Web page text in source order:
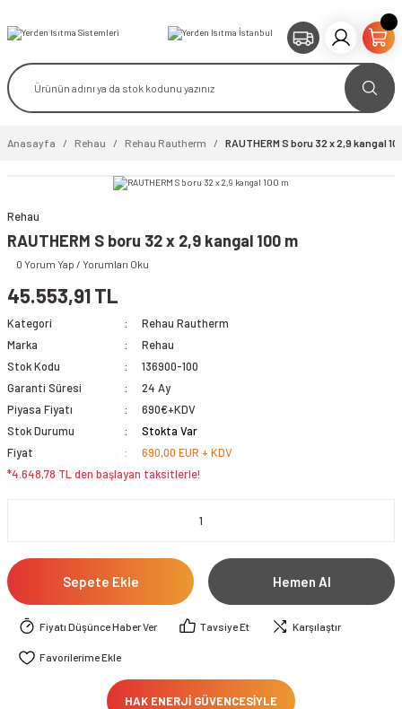
Anasayfa Rehau Rehau Rautherm RAUTHERM S boru 32 x 2,9 kangal
Rehau
RAUTHERM S boru 32 x 2,9 kangal 100 m
0 Yorum Yap / Yorumları Oku
45.553,91 TL
Kategori
Rehau Rautherm
Marka
Rehau
Stok Kodu
136900-100
Garanti Süresi
24 Ay
Piyasa Fiyatı
690€+KDV
Stok Durumu
Stokta Var
Fiyat
690,00 EUR + KDV
*4.648,78 TL den başlayan taksitlerle!
Sepete Ekle Hemen Al
Fiyatı Düşünce Haber Ver Tavsiye Et Karşılaştır
HAK ENERJİ GÜVENCESİYLE